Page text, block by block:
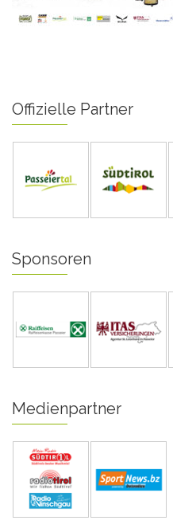
Offizielle Partner
Sponsoren
Medienpartner